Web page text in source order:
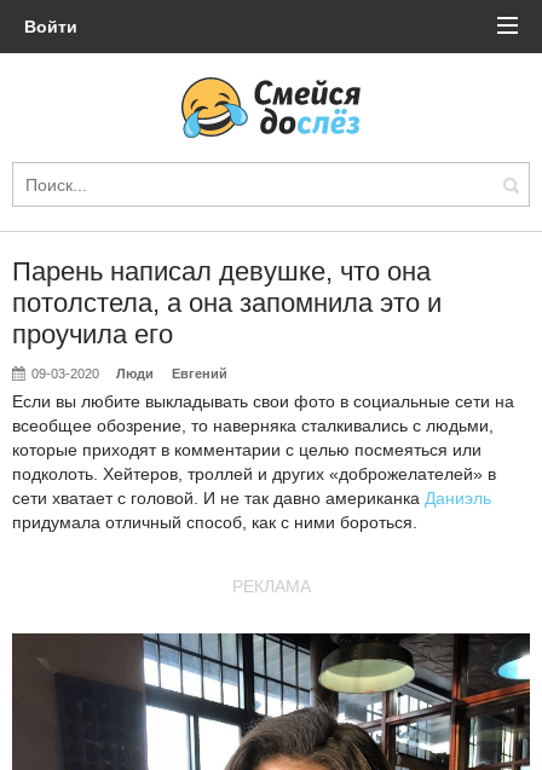
Войти
Парень написал девушке, что она
потолстела, а она запомнила это и
проучила его
09-03-2020 Люди Евгений
Если вы любите выкладывать свои фото в социальные сети на
всеобщее обозрение, то наверняка сталкивались с людьми,
которые приходят в комментарии с целью посмеяться или
подколоть. Хейтеров, троллей и других «доброжелателей» в
сети хватает с головой. И не так давно американка Даниэль
придумала отличный способ, как с ними бороться.
РЕКЛАМА